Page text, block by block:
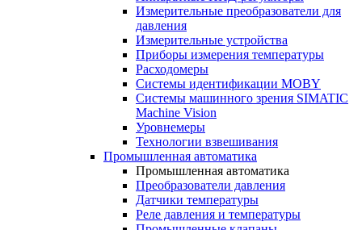
Измерительные преобразователи для
давления
Измерительные устройства
Приборы измерения температуры
Расходомеры
Системы идентификации MOBY
Системы машинного зрения SIMATIC
Machine Vision
Уровнемеры
Технологии взвешивания
Промышленная автоматика
Промышленная автоматика
Преобразователи давления
Датчики температуры
Реле давления и температуры